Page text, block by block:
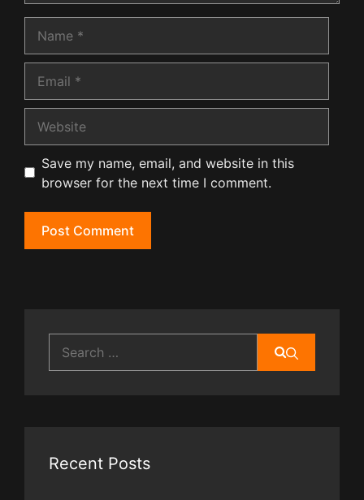
Save my name, email, and website in this
browser for the next time I comment.
for:
Recent Posts